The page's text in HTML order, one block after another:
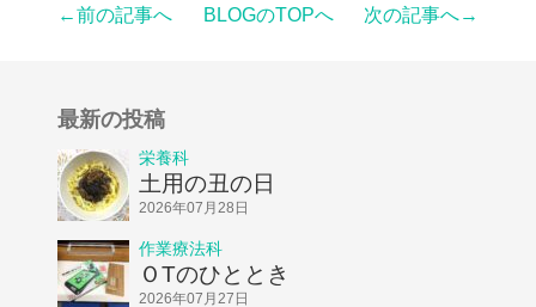
最新の投稿
栄養科
土用の丑の日
2026年07月28日
作業療法科
ＯTのひととき
2026年07月27日
←前の記事へ BLOGのTOPへ 次の記事へ→